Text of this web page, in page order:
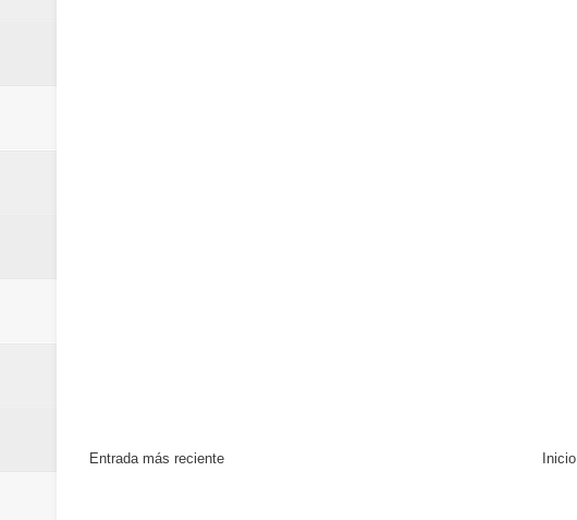
Entrada más reciente Inicio